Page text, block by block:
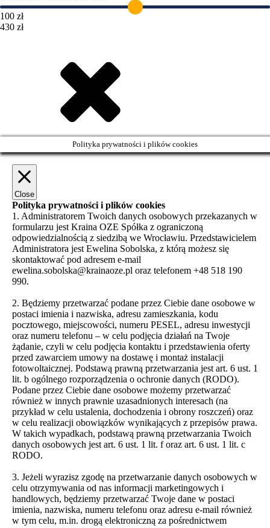
100 zł
430 zł
Polityka prywatności i plików cookies
Close
Polityka prywatności i plików cookies
1. Administratorem Twoich danych osobowych przekazanych w
formularzu jest Kraina OZE Spółka z ograniczoną
odpowiedzialnością z siedzibą we Wrocławiu. Przedstawicielem
Administratora jest Ewelina Sobolska, z którą możesz się
skontaktować pod adresem e-mail
ewelina.sobolska@krainaoze.pl oraz telefonem +48 518 190
990.
2. Będziemy przetwarzać podane przez Ciebie dane osobowe w
postaci imienia i nazwiska, adresu zamieszkania, kodu
pocztowego, miejscowości, numeru PESEL, adresu inwestycji
oraz numeru telefonu – w celu podjęcia działań na Twoje
żądanie, czyli w celu podjęcia kontaktu i przedstawienia oferty
przed zawarciem umowy na dostawę i montaż instalacji
fotowoltaicznej. Podstawą prawną przetwarzania jest art. 6 ust. 1
lit. b ogólnego rozporządzenia o ochronie danych (RODO).
Podane przez Ciebie dane osobowe możemy przetwarzać
również w innych prawnie uzasadnionych interesach (na
przykład w celu ustalenia, dochodzenia i obrony roszczeń) oraz
w celu realizacji obowiązków wynikających z przepisów prawa.
W takich wypadkach, podstawą prawną przetwarzania Twoich
danych osobowych jest art. 6 ust. 1 lit. f oraz art. 6 ust. 1 lit. c
RODO.
3. Jeżeli wyrazisz zgodę na przetwarzanie danych osobowych w
celu otrzymywania od nas informacji marketingowych i
handlowych, będziemy przetwarzać Twoje dane w postaci
imienia, nazwiska, numeru telefonu oraz adresu e-mail również
w tym celu, m.in. drogą elektroniczną za pośrednictwem